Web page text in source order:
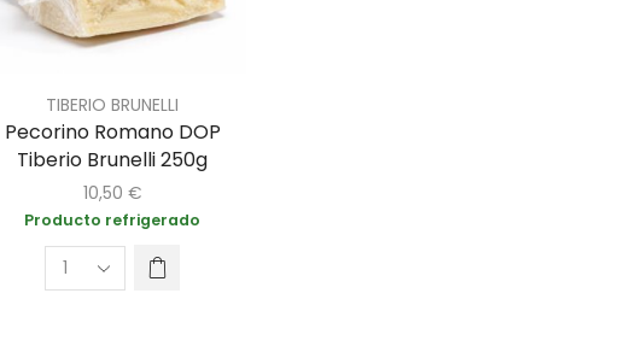
TIBERIO BRUNELLI
Pecorino Romano DOP
Tiberio Brunelli 250g
10,50 €
Producto refrigerado